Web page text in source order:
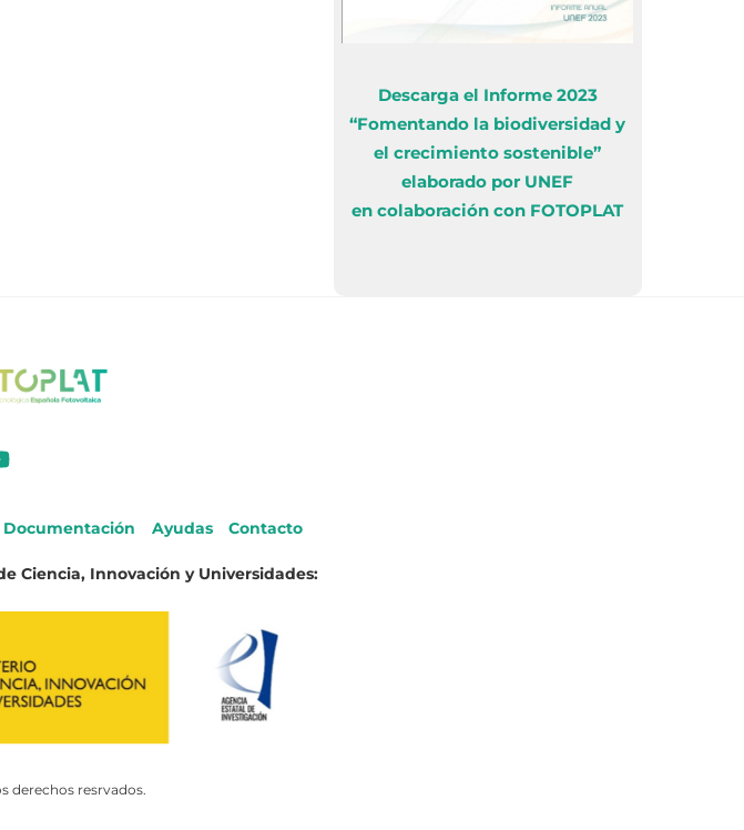
Descarga el Informe 2023
“Fomentando la biodiversidad y
el crecimiento sostenible”
elaborado por UNEF
en colaboración con FOTOPLAT
Documentación Ayudas Contacto
Ciencia, Innovación y Universidades:
derechos resrvados.